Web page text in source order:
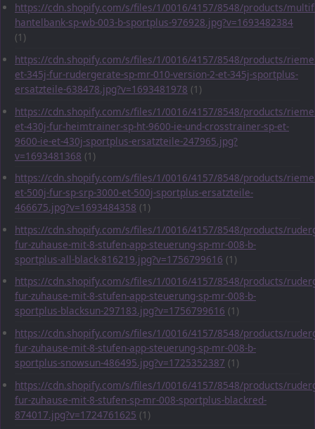
https://cdn.shopify.com/s/files/1/0016/4157/8548/products/
hantelbank-sp-wb-003-b-sportplus-976928.jpg?v=1693482384
(1)
https://cdn.shopify.com/s/files/1/0016/4157/8548/products/
et-345j-fur-rudergerate-sp-mr-010-version-2-et-345j-sportplus-
ersatzteile-638478.jpg?v=1693481978 (1)
https://cdn.shopify.com/s/files/1/0016/4157/8548/products/
et-430j-fur-heimtrainer-sp-ht-9600-ie-und-crosstrainer-sp-et-
9600-ie-et-430j-sportplus-ersatzteile-247965.jpg?
v=1693481368 (1)
https://cdn.shopify.com/s/files/1/0016/4157/8548/products/
et-500j-fur-sp-srp-3000-et-500j-sportplus-ersatzteile-
466675.jpg?v=1693484358 (1)
https://cdn.shopify.com/s/files/1/0016/4157/8548/products/
fur-zuhause-mit-8-stufen-app-steuerung-sp-mr-008-b-
sportplus-all-black-816219.jpg?v=1756799616 (1)
https://cdn.shopify.com/s/files/1/0016/4157/8548/products/
fur-zuhause-mit-8-stufen-app-steuerung-sp-mr-008-b-
sportplus-blacksun-297183.jpg?v=1756799616 (1)
https://cdn.shopify.com/s/files/1/0016/4157/8548/products/
fur-zuhause-mit-8-stufen-app-steuerung-sp-mr-008-b-
sportplus-snowsun-486495.jpg?v=1725352387 (1)
https://cdn.shopify.com/s/files/1/0016/4157/8548/products/
fur-zuhause-mit-8-stufen-sp-mr-008-sportplus-blackred-
874017.jpg?v=1724761625 (1)